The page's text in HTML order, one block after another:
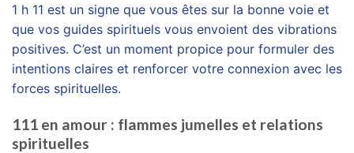
1 h 11 est un signe que vous êtes sur la bonne voie et
que vos guides spirituels vous envoient des vibrations
positives. C’est un moment propice pour formuler des
intentions claires et renforcer votre connexion avec les
forces spirituelles.
111 en amour : flammes jumelles et relations
spirituelles